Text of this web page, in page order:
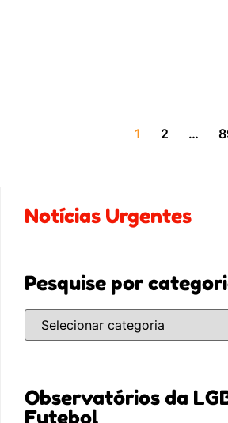
1 2 …
Notícias Urgentes
Pesquise por
Observatórios da
Futebol